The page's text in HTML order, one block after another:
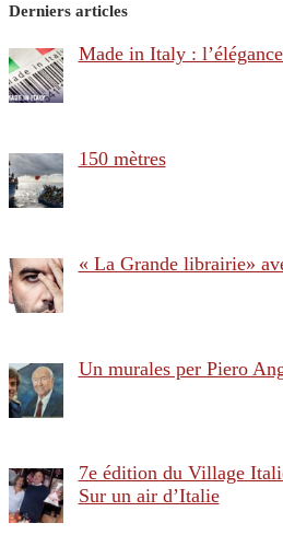
Derniers articles
Made in Italy :
150 mètres
« La Grande librairie»
Un murales per Piero
7e édition du Village
Sur un air d’Italie